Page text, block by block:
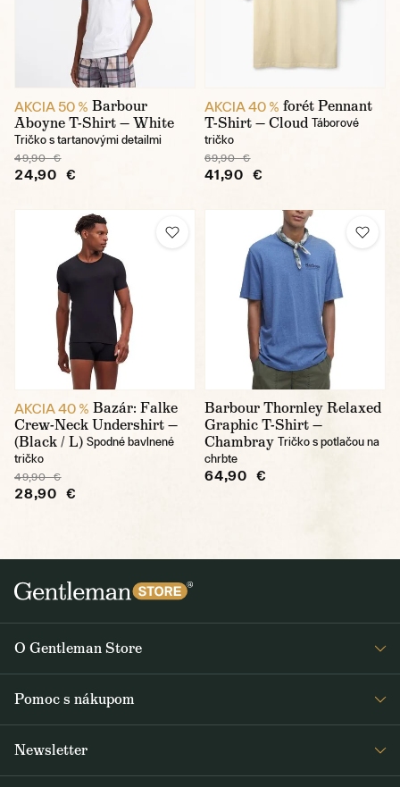
AKCIA 50 % Barbour
Aboyne T-Shirt — White
Tričko s tartanovými detailmi
49,90 €
24,90 €
AKCIA 40 % forét Pennant
T-Shirt — Cloud Táborové
tričko
69,90 €
41,90 €
AKCIA 40 % Bazár: Falke
Crew-Neck Undershirt —
(Black / L) Spodné bavlnené
tričko
49,90 €
28,90 €
Barbour Thornley Relaxed
Graphic T-Shirt —
Chambray Tričko s potlačou na
chrbte
64,90 €
O Gentleman Store
Pomoc s nákupom
Newsletter